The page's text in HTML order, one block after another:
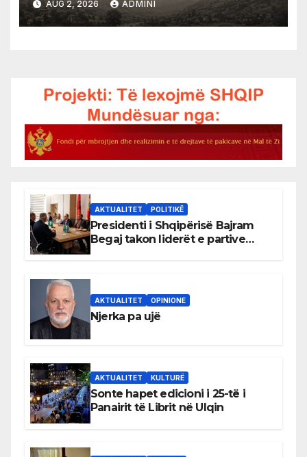
1948
AUG 2, 2026 ADMINI
AKTUALITET POLITIKË
Presidenti i Shqipërisë Bajram
Begaj takon liderët e partive
AKTUALITET OPINIONE
Njerka pa ujë
AKTUALITET KULTURË
Sonte hapet edicioni i 25-të i
Panairit të Librit në Ulqin